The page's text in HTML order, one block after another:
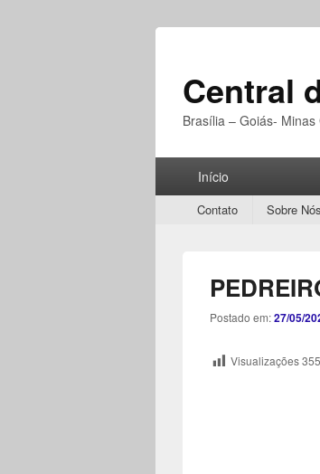
Central
Brasília – Goiás-
PrincipalInício
Secondary
Contato Sobre Nós
Postado em:27/05/
Visualizações355